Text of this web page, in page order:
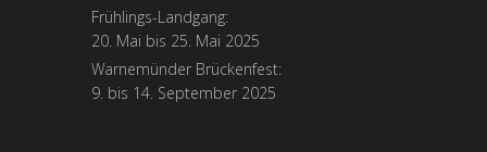
Frühlings-Landgang:
20. Mai bis 25. Mai 2025
Warnemünder Brückenfest:
9. bis 14. September 2025